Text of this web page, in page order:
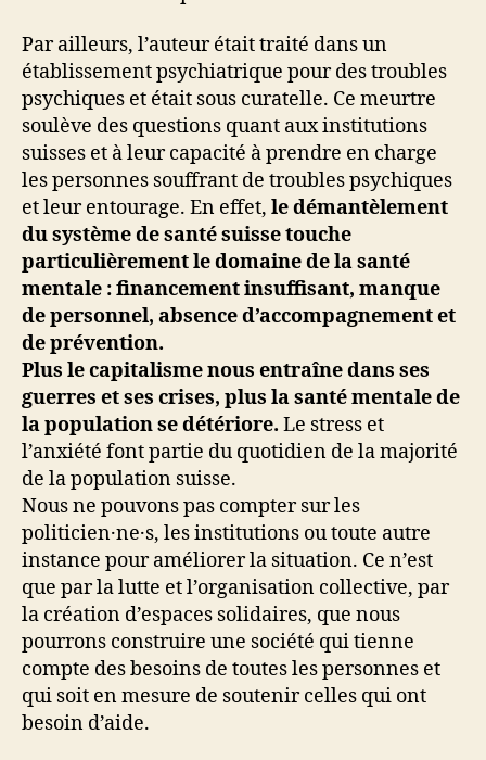
Par ailleurs, l’auteur était traité dans un
établissement psychiatrique pour des troubles
psychiques et était sous curatelle. Ce meurtre
soulève des questions quant aux institutions
suisses et à leur capacité à prendre en charge
les personnes souffrant de troubles psychiques
et leur entourage. En effet, le démantèlement
du système de santé suisse touche
particulièrement le domaine de la santé
mentale : financement insuffisant, manque
de personnel, absence d’accompagnement et
de prévention.
Plus le capitalisme nous entraîne dans ses
guerres et ses crises, plus la santé mentale de
la population se détériore. Le stress et
l’anxiété font partie du quotidien de la majorité
de la population suisse.
Nous ne pouvons pas compter sur les
politicien·ne·s, les institutions ou toute autre
instance pour améliorer la situation. Ce n’est
que par la lutte et l’organisation collective, par
la création d’espaces solidaires, que nous
pourrons construire une société qui tienne
compte des besoins de toutes les personnes et
qui soit en mesure de soutenir celles qui ont
besoin d’aide.